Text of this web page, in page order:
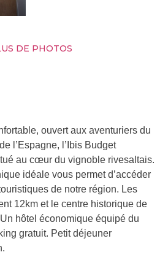
DE PHOTOS
ouvert aux aventuriers du
l’Espagne, l’Ibis Budget
au cœur du vignoble rivesaltais.
idéale vous permet d’accéder
de notre région. Les
12km et le centre historique de
hôtel économique équipé du
gratuit. Petit déjeuner